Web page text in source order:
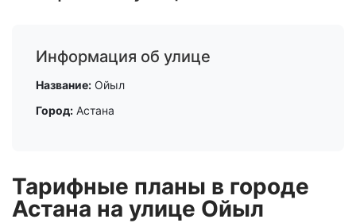
возможность
подключения
Проверить
возможность
подключения по
Заявка на
Информация об улице
Название: Ойыл
Город: Астана
Тарифные планы в городе
Астана на улице Ойыл